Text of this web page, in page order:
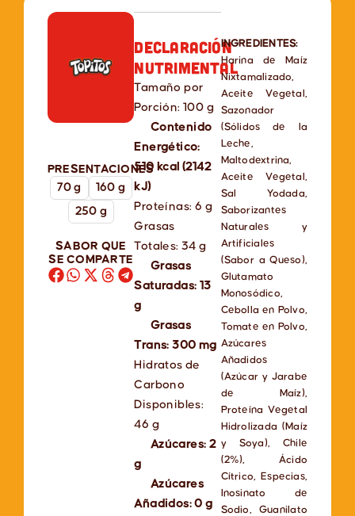
PRESENTACIONES
70 g
160 g
250 g
SABOR QUE
SE COMPARTE
Declaración
nutrimental
Tamaño por
Porción: 100 g
Contenido
Energético:
510 kcal (2142
kJ)
Proteínas: 6 g
Grasas
Totales: 34 g
Grasas
Saturadas: 13
g
Grasas
Trans: 300 mg
Hidratos de
Carbono
Disponibles:
46 g
Azúcares: 2
g
Azúcares
Añadidos: 0 g
INGREDIENTES:
Harina de Maíz
Nixtamalizado,
Aceite Vegetal,
Sazonador
(Sólidos de la
Leche,
Maltodextrina,
Aceite Vegetal,
Sal Yodada,
Saborizantes
Naturales y
Artificiales
(Sabor a Queso),
Glutamato
Monosódico,
Cebolla en Polvo,
Tomate en Polvo,
Azúcares
Añadidos
(Azúcar y Jarabe
de Maíz),
Proteína Vegetal
Hidrolizada (Maíz
y Soya), Chile
(2%), Ácido
Cítrico, Especias,
Inosinato de
Sodio, Guanilato